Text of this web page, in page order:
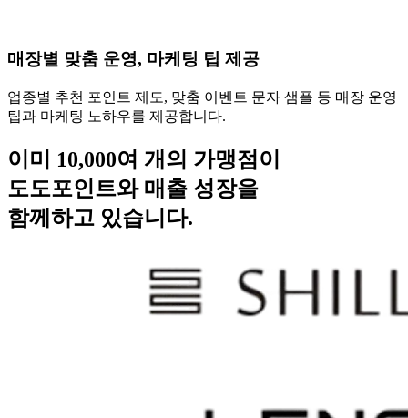
매장별 맞춤 운영, 마케팅 팁 제공
업종별 추천 포인트 제도, 맞춤 이벤트 문자 샘플 등 매장 운영
팁과 마케팅 노하우를 제공합니다.
이미 10,000여 개의 가맹점 이
도도포인트와 매출 성장을
함께하고 있습니다.